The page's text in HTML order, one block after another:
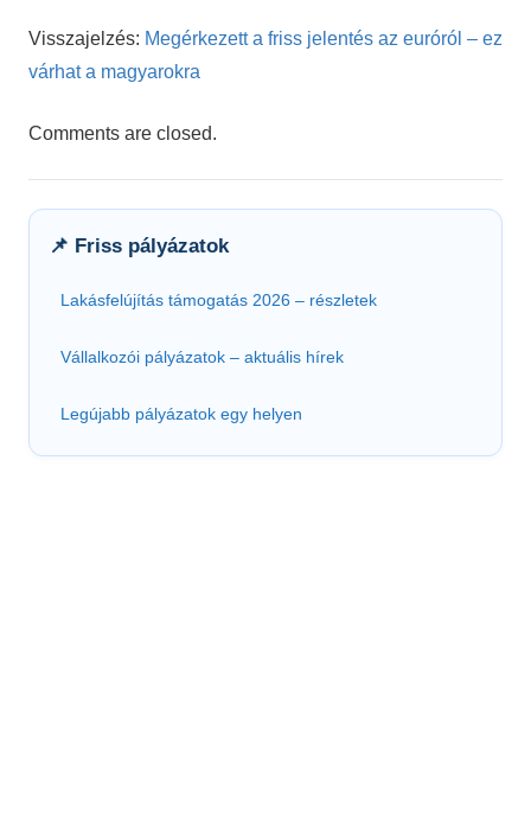
Visszajelzés: Megérkezett a friss jelentés az euróról – ez
várhat a magyarokra
Comments are closed.
📌 Friss pályázatok
Lakásfelújítás támogatás 2026 – részletek
Vállalkozói pályázatok – aktuális hírek
Legújabb pályázatok egy helyen